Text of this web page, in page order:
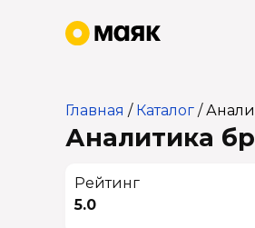
Главная / Каталог /
Аналитика
Рейтинг
5.0